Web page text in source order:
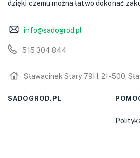
dzięki czemu można łatwo dokonać
info@sadogrod.pl
515 304 844
Sławacinek Stary 79H, 21-500,
SADOGROD.PL